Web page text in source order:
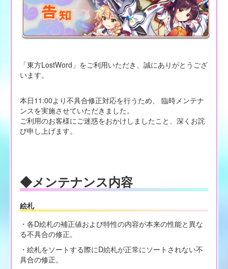
「東方LostWord」をご利用いただき、誠にありがとうござ
います。
本日11:00より不具合修正対応を行うため、 臨時メンテナ
ンスを実施させていただきました。
ご利用のお客様にご迷惑をおかけしましたこと、深くお詫
び申し上げます。
◆メンテナンス内容
絵札
・各D絵札の補正値および特性の内容が本来の性能と異な
る不具合の修正。
・絵札をソートする際にD絵札が正常にソートされない不
具合の修正。